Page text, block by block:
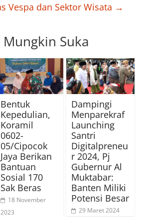
Vespa dan Sektor Wisata →
Mungkin Suka
Bentuk
Kepedulian,
Koramil
0602-
05/Cipocok
Jaya Berikan
Bantuan
Sosial 170
Sak Beras
18 November
2023
Dampingi
Menparekraf
Launching
Santri
Digitalpreneu
r 2024, Pj
Gubernur Al
Muktabar:
Banten Miliki
Potensi Besar
29 Maret 2024